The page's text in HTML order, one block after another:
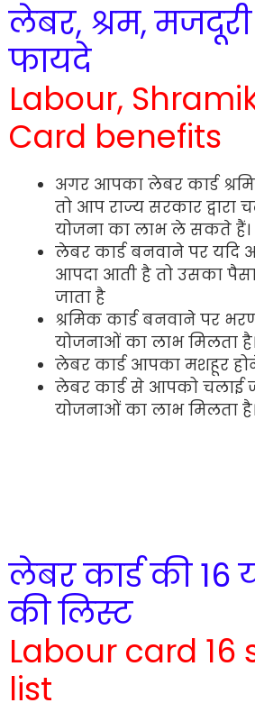
लेबर, श्रम,
फायदे
Labour,
Card benefits
अगर आपका लेबर कार्ड
तो आप राज्य सरकार द्वारा
योजना का लाभ ले सकते हैं।
लेबर कार्ड बनवाने पर यदि
आपदा आती है तो उसका
जाता है
श्रमिक कार्ड बनवाने पर
योजनाओं का लाभ मिलता है।
लेबर कार्ड आपका मशहूर होने
लेबर कार्ड से आपको चलाई
योजनाओं का लाभ मिलता है।
लेबर कार्ड की
की लिस्ट
Labour card 16
list